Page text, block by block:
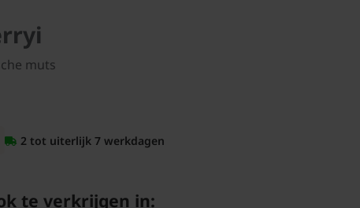
muts
2 tot uiterlijk 7 werkdagen
te verkrijgen in: